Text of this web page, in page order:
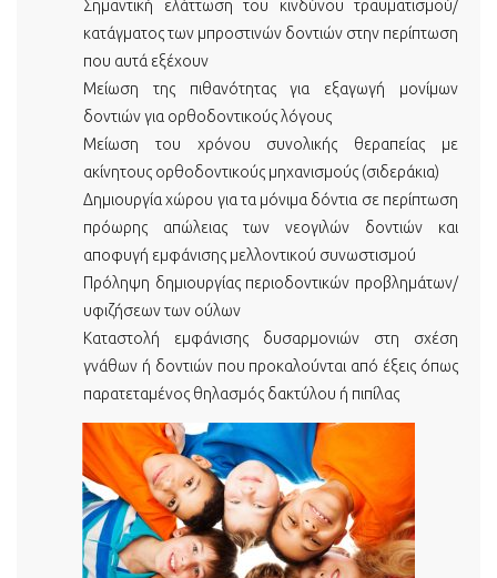
Σημαντική ελάττωση του κινδύνου τραυματισμού/
κατάγματος των μπροστινών δοντιών στην περίπτωση
που αυτά εξέχουν
Μείωση της πιθανότητας για εξαγωγή μονίμων
δοντιών για ορθοδοντικούς λόγους
Μείωση του χρόνου συνολικής θεραπείας με
ακίνητους ορθοδοντικούς μηχανισμούς (σιδεράκια)
Δημιουργία χώρου για τα μόνιμα δόντια σε περίπτωση
πρόωρης απώλειας των νεογιλών δοντιών και
αποφυγή εμφάνισης μελλοντικού συνωστισμού
Πρόληψη δημιουργίας περιοδοντικών προβλημάτων/
υφιζήσεων των ούλων
Καταστολή εμφάνισης δυσαρμονιών στη σχέση
γνάθων ή δοντιών που προκαλούνται από έξεις όπως
παρατεταμένος θηλασμός δακτύλου ή πιπίλας